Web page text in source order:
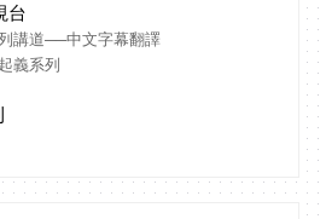
台
講道──中文字幕翻譯
義系列